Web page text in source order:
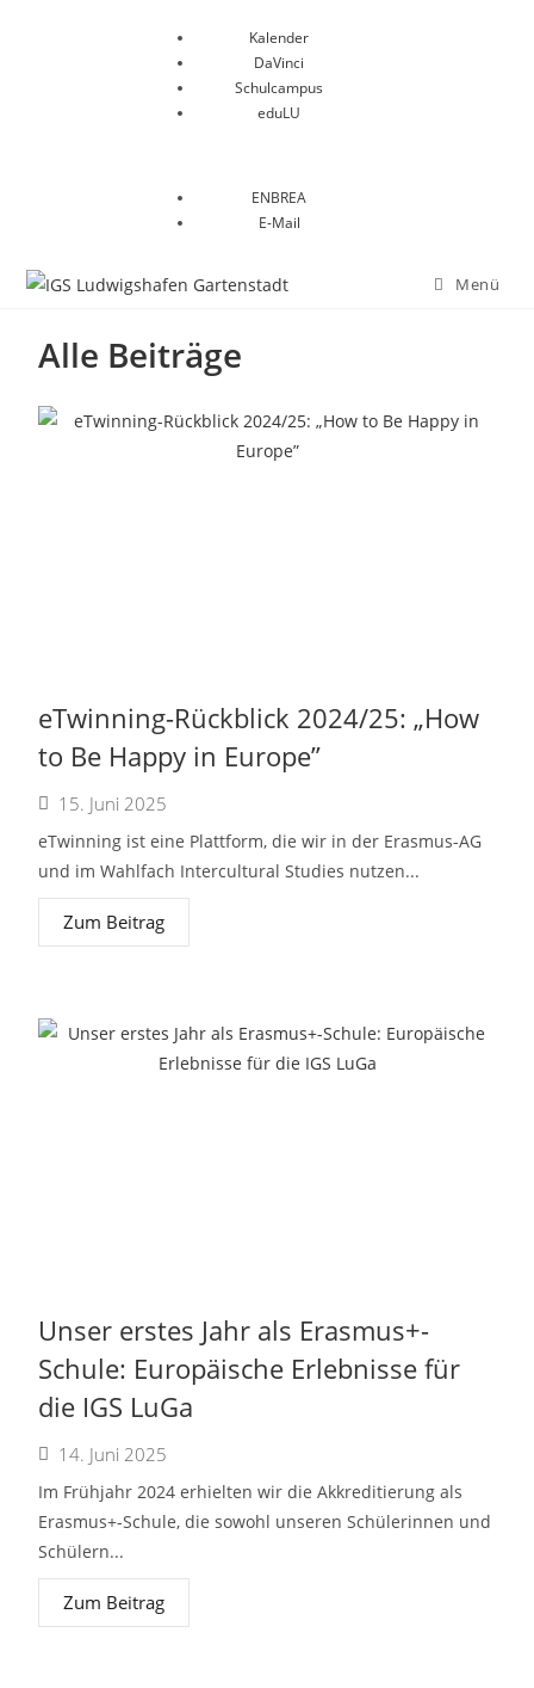
Kalender
DaVinci
Schulcampus
eduLU
ENBREA
E-Mail
Menü
Alle Beiträge
eTwinning-Rückblick 2024/25: „How
to Be Happy in Europe”
15. Juni 2025
eTwinning ist eine Plattform, die wir in der Erasmus-AG
und im Wahlfach Intercultural Studies nutzen...
Zum Beitrag
Unser erstes Jahr als Erasmus+-
Schule: Europäische Erlebnisse für
die IGS LuGa
14. Juni 2025
Im Frühjahr 2024 erhielten wir die Akkreditierung als
Erasmus+-Schule, die sowohl unseren Schülerinnen und
Schülern...
Zum Beitrag